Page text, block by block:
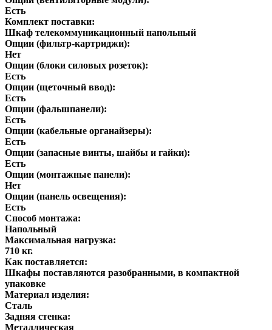
Есть
Комплект поставки:
Шкаф телекоммуникационный напольный
Опции (фильтр-картриджи):
Нет
Опции (блоки силовых розеток):
Есть
Опции (щеточный ввод):
Есть
Опции (фальшпанели):
Есть
Опции (кабельные органайзеры):
Есть
Опции (запасные винты, шайбы и гайки):
Есть
Опции (монтажные панели):
Нет
Опции (панель освещения):
Есть
Способ монтажа:
Напольный
Максимальная нагрузка:
710 кг.
Как поставляется:
Шкафы поставляются разобранными, в компактной
упаковке
Материал изделия:
Сталь
Задняя стенка:
Металлическая